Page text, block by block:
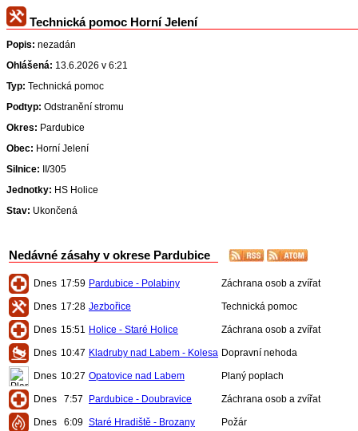
Technická pomoc Horní Jelení
Popis: nezadán
Ohlášená: 13.6.2026 v 6:21
Typ: Technická pomoc
Podtyp: Odstranění stromu
Okres: Pardubice
Obec: Horní Jelení
Silnice: II/305
Jednotky: HS Holice
Stav: Ukončená
Nedávné zásahy v okrese Pardubice
Dnes 17:59 Pardubice - Polabiny Záchrana osob a zvířat
Dnes 17:28 Jezbořice Technická pomoc
Dnes 15:51 Holice - Staré Holice Záchrana osob a zvířat
Dnes 10:47 Kladruby nad Labem - Kolesa Dopravní nehoda
Dnes 10:27 Opatovice nad Labem Planý poplach
Dnes 7:57 Pardubice - Doubravice Záchrana osob a zvířat
Dnes 6:09 Staré Hradiště - Brozany Požár